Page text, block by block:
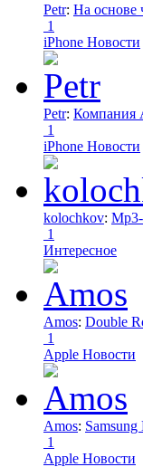
Petr: На основе
1
iPhone Новости
Petr: Компания
1
iPhone Новости
kolochkov:
1
Интересное
Amos: Double
1
Apple Новости
Amos:
1
Apple Новости